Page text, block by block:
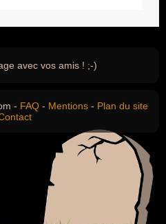
avec vos amis ! ;-)
- FAQ - Mentions - Plan du site